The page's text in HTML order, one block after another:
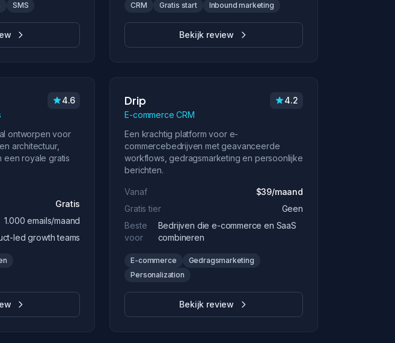
SMS CRM Gratis start Inbound marketing
Bekijk review
4.6
ontworpen voor
architectuur,
een royale gratis
Gratis
1.000 emails/maand
led growth teams
Drip
E-commerce CRM
4.2
Een krachtig platform voor e-
commercebedrijven met geavanceerde
workflows, gedragsmarketing en persoonlijke
berichten.
Vanaf
$39/maand
Gratis tier
Geen
Beste
voor
Bedrijven die e-commerce en SaaS
combineren
E-commerce
Gedragsmarketing
Personalization
Bekijk review